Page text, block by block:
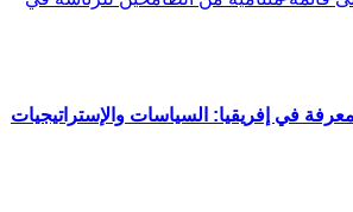
في إفريقيا: السياسات والإستراتيجيات